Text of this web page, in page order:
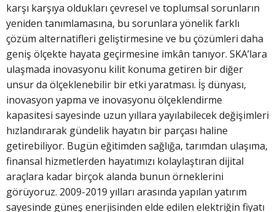
karşı karşıya oldukları çevresel ve toplumsal sorunların
yeniden tanımlamasına, bu sorunlara yönelik farklı
çözüm alternatifleri geliştirmesine ve bu çözümleri daha
geniş ölçekte hayata geçirmesine imkân tanıyor. SKA’lara
ulaşmada inovasyonu kilit konuma getiren bir diğer
unsur da ölçeklenebilir bir etki yaratması. İş dünyası,
inovasyon yapma ve inovasyonu ölçeklendirme
kapasitesi sayesinde uzun yıllara yayılabilecek değişimleri
hızlandırarak gündelik hayatın bir parçası haline
getirebiliyor. Bugün eğitimden sağlığa, tarımdan ulaşıma,
finansal hizmetlerden hayatımızı kolaylaştıran dijital
araçlara kadar birçok alanda bunun örneklerini
görüyoruz. 2009-2019 yılları arasında yapılan yatırım
sayesinde güneş enerjisinden elde edilen elektriğin fiyatı